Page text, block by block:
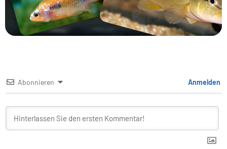
Abonnieren Anmelden